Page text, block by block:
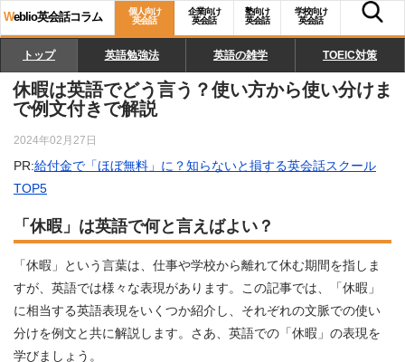
Weblio英会話コラム
個人向け
英会話
企業向け
英会話
塾向け
英会話
学校向け
英会話
トップ 英語勉強法 英語の雑学 TOEIC対策
休暇は英語でどう言う？使い方から使い分けま
で例文付きで解説
2024年02月27日
PR:給付金で「ほぼ無料」に？知らないと損する英会話スクール
TOP5
「休暇」は英語で何と言えばよい？
「休暇」という言葉は、仕事や学校から離れて休む期間を指しま
すが、英語では様々な表現があります。この記事では、「休暇」
に相当する英語表現をいくつか紹介し、それぞれの文脈での使い
分けを例文と共に解説します。さあ、英語での「休暇」の表現を
学びましょう。